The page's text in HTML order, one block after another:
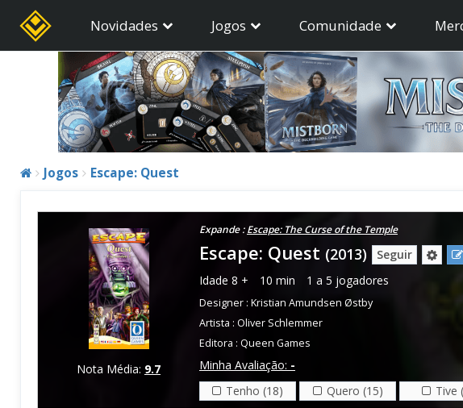
Novidades Jogos Comunidade
Jogos Escape: Quest
Nota Média: 9.7
Expande :Escape: The Curse of the Temple
Escape: Quest (2013) Seguir
Idade 8 + 10 min 1 a 5 jogadores
Designer : Kristian Amundsen Østby
Artista : Oliver Schlemmer
Editora : Queen Games
Minha Avaliação: -
Tenho (18)
Quero (15) Tive